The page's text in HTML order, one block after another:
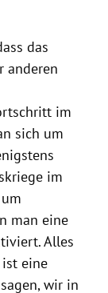
das
anderen
im
sich um
im
man eine
Alles
eine
wir in